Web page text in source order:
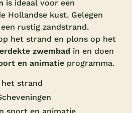
zwembad
speeltuin
is ideaal voor een
Hollandse kust. Gelegen
rustig zandstrand.
het strand en plons op het
zwembad in en doen
en animatie programma.
strand
sport en animatie